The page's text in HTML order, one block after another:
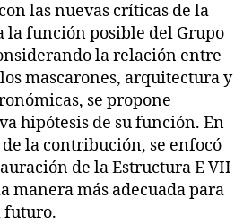
las nuevas críticas de la
la función posible del Grupo
la relación entre
mascarones, arquitectura y
se propone
hipótesis de su función. En
la contribución, se enfocó
de la Estructura E VII
manera más adecuada para
futuro.